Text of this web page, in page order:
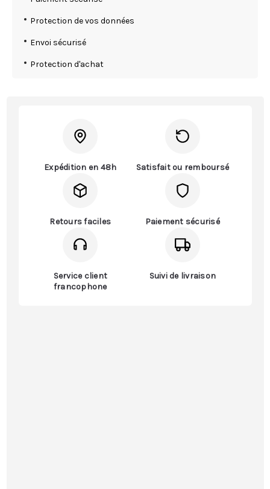
Protection de vos données
Envoi sécurisé
Protection d'achat
Expédition en 48h Satisfait ou remboursé
Retours faciles Paiement sécurisé
Service client
francophone
Suivi de livraison